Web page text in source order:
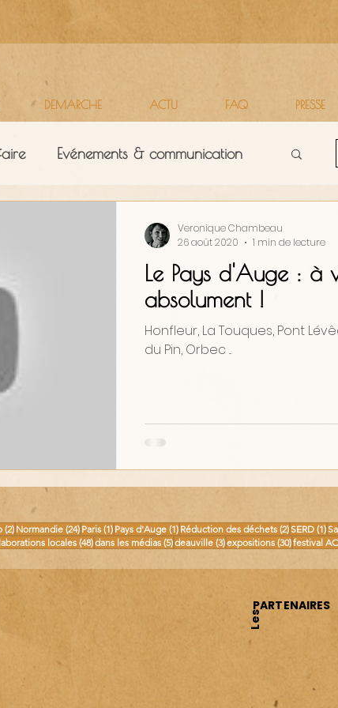
DEMARCHE ACTU FAQ PRESSE
Evénements & communication
Le Pays d'Auge : à
absolument !
Honfleur, La Touques, Pont
du Pin, Orbec ...
Veronique Chambeau
26 août 2020
1 min de lecture
(2)2 posts
Normandie (24)24 posts
Paris (1)1 post
Pays d'Auge (1)1 post
Réduction des déchets (2)2 posts
SERD (1)1
locales (48)48 posts
dans les médias (5)5 posts
deauville (3)3 posts
expositions (30)30 posts
festival
Les
PARTENAIRES